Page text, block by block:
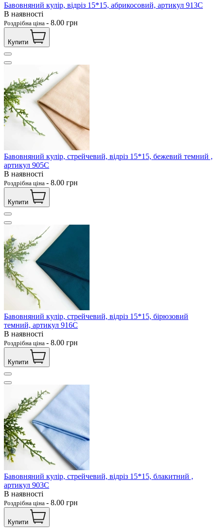
Бавовняний кулір, відріз 15*15, абрикосовий, артикул 913С
В наявності
Роздрібна ціна - 8.00 грн
Купити
Бавовняний кулір, стрейчевий, відріз 15*15, бежевий темний ,
артикул 905С
В наявності
Роздрібна ціна - 8.00 грн
Купити
Бавовняний кулір, стрейчевий, відріз 15*15, бірюзовий
темний, артикул 916С
В наявності
Роздрібна ціна - 8.00 грн
Купити
Бавовняний кулір, стрейчевий, відріз 15*15, блакитний ,
артикул 903С
В наявності
Роздрібна ціна - 8.00 грн
Купити